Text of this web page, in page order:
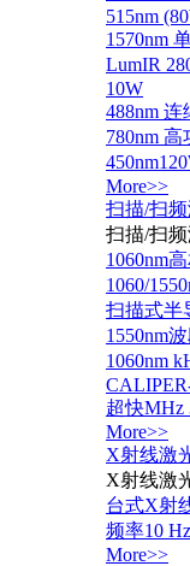
515nm
1570nm
LumIR
10W
488nm
780nm
More>>
扫描/扫
扫描/扫
1060nm
1060/
扫描式半
1550nm
1060nm
超快MHz
More>>
X射线激
X射线激
台式X射
频率10 Hz
More>>